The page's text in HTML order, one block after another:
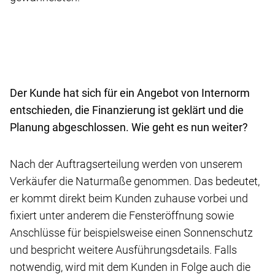
Der Kunde hat sich für ein Angebot von Internorm
entschieden, die Finanzierung ist geklärt und die
Planung abgeschlossen. Wie geht es nun weiter?
Nach der Auftragserteilung werden von unserem
Verkäufer die Naturmaße genommen. Das bedeutet,
er kommt direkt beim Kunden zuhause vorbei und
fixiert unter anderem die Fensteröffnung sowie
Anschlüsse für beispielsweise einen Sonnenschutz
und bespricht weitere Ausführungsdetails. Falls
notwendig, wird mit dem Kunden in Folge auch die